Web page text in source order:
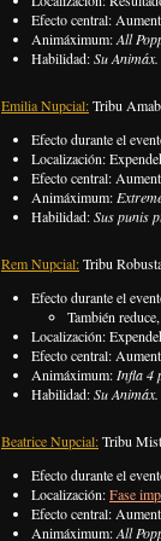
Efecto central:
Animáximum:All
Habilidad:Su
Emilia Nupcial:Tribu
Efecto durante el
Localización:
Efecto central:
Animáximum:
Habilidad:Sus punis
Rem Nupcial:Tribu
Efecto durante el
También
Localización:
Efecto central:
Animáximum: Infla 4
Habilidad:Su
Beatrice Nupcial:Tribu
Efecto durante el
Localización:Fase
Efecto central:
Animáximum:All